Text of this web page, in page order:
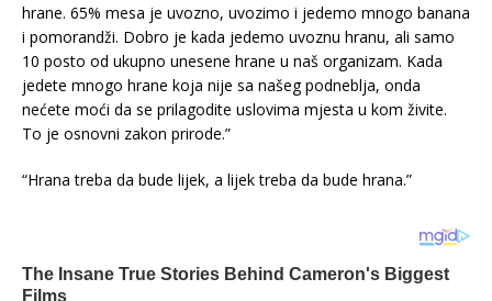
hrane. 65% mesa je uvozno, uvozimo i jedemo mnogo banana
i pomorandži. Dobro je kada jedemo uvoznu hranu, ali samo
10 posto od ukupno unesene hrane u naš organizam. Kada
jedete mnogo hrane koja nije sa našeg podneblja, onda
nećete moći da se prilagodite uslovima mjesta u kom živite.
To je osnovni zakon prirode.”
“Hrana treba da bude lijek, a lijek treba da bude hrana.”